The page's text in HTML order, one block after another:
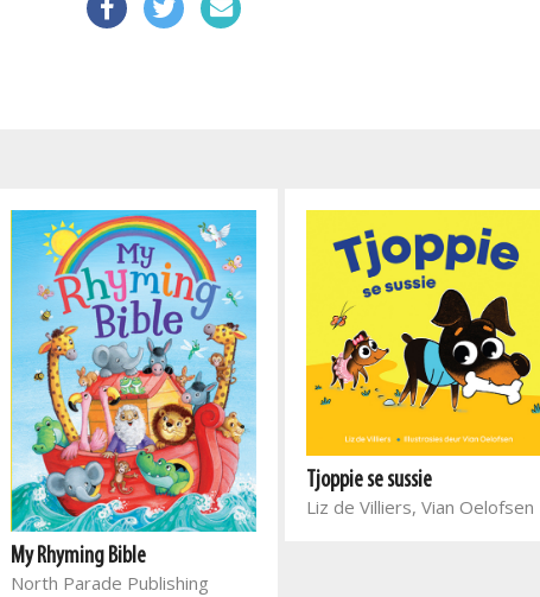
My Rhyming Bible
North Parade Publishing
Tjoppie se sussie
Liz de Villiers, Vian Oelofsen